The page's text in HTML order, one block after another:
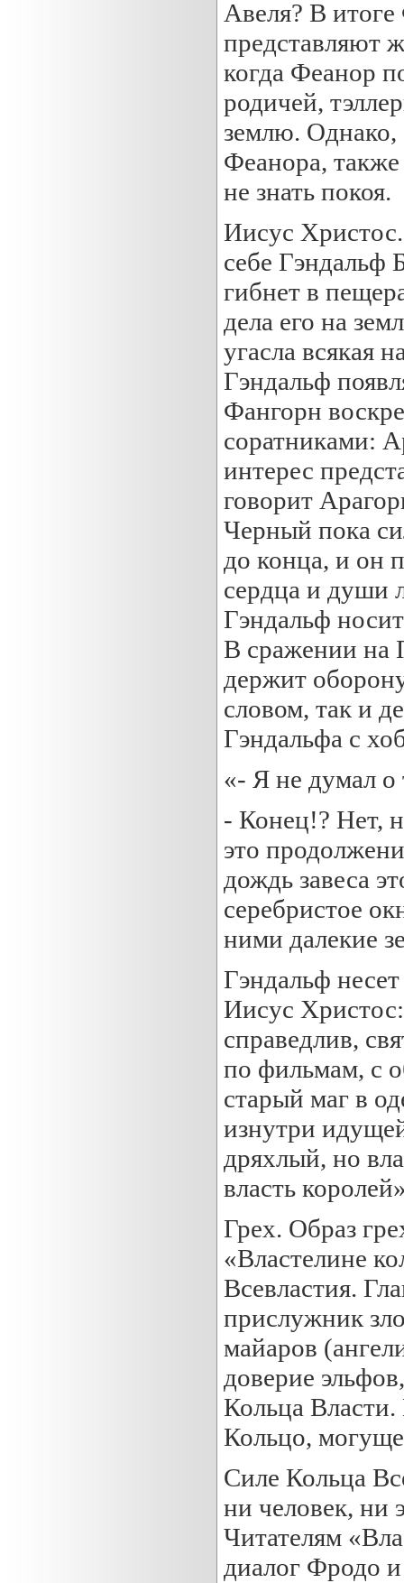
Авеля? В
представляют
когда Феанор
родичей,
землю. Однако,
Феанора, также
не знать покоя.
Иисус
себе Гэндальф
гибнет в
дела его на
угасла всякая
Гэндальф
Фангорн
соратниками:
интерес
говорит
Черный пока
до конца, и он
сердца и души
Гэндальф
В сражении на
держит
словом, так и
Гэндальфа с
«- Я не думал о
- Конец!? Нет,
это
дождь завеса
серебристое
ними далекие
Гэндальф
Иисус
справедлив,
по фильмам, с
старый маг в
изнутри
дряхлый, но
власть
Грех. Образ
«Властелине
Всевластия.
прислужник
майаров
доверие
Кольца
Кольцо,
Силе Кольца
ни человек, ни
Читателям
диалог Фродо